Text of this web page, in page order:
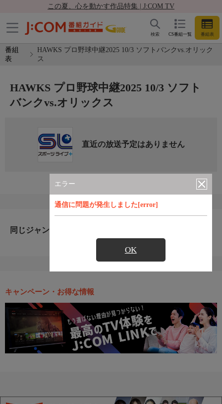
この夏、心を動かす作品特集 | J:COM TV
CS番組一覧 番組表
検索
番組
表
HAWKS プロ野球中継2025 10/3 ソフトバンクvs.オリック
ス
エラー
通信に問題が発生しました[error]
OK
HAWKS プロ野球中継2025 10/3 ソフト
バンクvs.オリックス
直近の放送予定はありません
同じジャンルのおすすめ番組
キャンペーン・お得な情報